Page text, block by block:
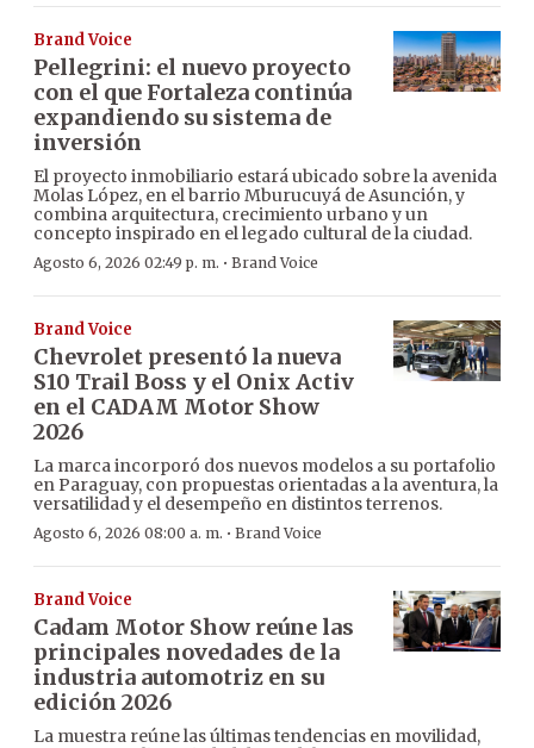
Brand Voice
Pellegrini: el nuevo proyecto
con el que Fortaleza continúa
expandiendo su sistema de
inversión
El proyecto inmobiliario estará ubicado sobre la avenida
Molas López, en el barrio Mburucuyá de Asunción, y
combina arquitectura, crecimiento urbano y un
concepto inspirado en el legado cultural de la ciudad.
Agosto 6, 2026 02:49 p. m. · Brand Voice
Brand Voice
Chevrolet presentó la nueva
S10 Trail Boss y el Onix Activ
en el CADAM Motor Show
2026
La marca incorporó dos nuevos modelos a su portafolio
en Paraguay, con propuestas orientadas a la aventura, la
versatilidad y el desempeño en distintos terrenos.
Agosto 6, 2026 08:00 a. m. · Brand Voice
Brand Voice
Cadam Motor Show reúne las
principales novedades de la
industria automotriz en su
edición 2026
La muestra reúne las últimas tendencias en movilidad,